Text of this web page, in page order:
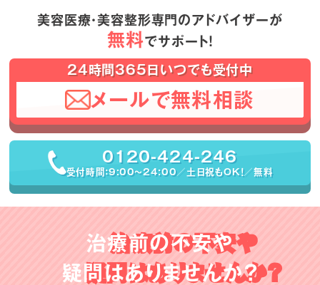
美容医療・美容整形専門のアドバイザーが
無料でサポート！
24時間365日いつでも受付中
メールで無料相談
0120-424-246
受付時間：9:00〜24:00／土日祝もOK！／無料
治療前の不安や
疑問はありませんか？